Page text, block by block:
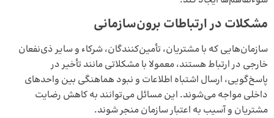
مشکلات در ارتباطات برون‌سازمانی
سازمان‌هایی که با مشتریان، تأمین‌کنندگان، شرکاء و سایر ذی‌نفعان
خارجی در ارتباط هستند، معمولا با مشکلاتی مانند تأخیر در
پاسخ‌گویی، ارسال اشتباه اطلاعات و نبود هماهنگی بین واحدهای
داخلی مواجه می‌شوند. این مسائل می‌توانند به کاهش رضایت
مشتریان و آسیب به اعتبار سازمان منجر شوند.